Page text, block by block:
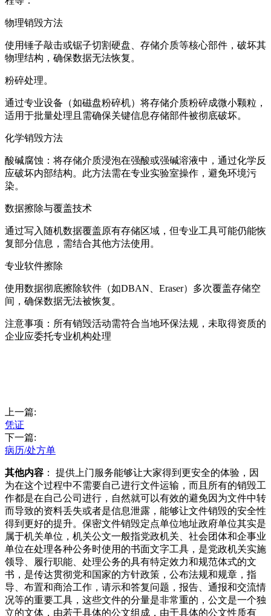
‌物理销毁方法‌
使用锤子敲击或锯子切割硬盘、存储介质等核心部件，破坏其
物理结构，确保数据无法恢复。‌‌
‌粉碎处理‌。
通过专业设备（如磁盘粉碎机）将存储介质粉碎成微小颗粒，
适用于批量处理且需确保关键信息存储部件被彻底破坏。‌‌
‌化学销毁方法‌
‌酸碱腐蚀‌：将存储介质浸泡在强酸或强碱溶液中，通过化学反
应破坏内部结构。此方法需在专业实验室操作，避免环境污
染。‌‌
‌数据擦除与覆盖技术‌
通过写入随机数据覆盖原有存储区域，但专业工具可能仍能恢
复部分信息，需结合其他方法使用。‌‌
‌专业软件擦除‌
使用数据彻底擦除软件（如DBAN、Eraser）多次覆盖存储空
间，确保数据无法被恢复。‌‌
‌注意事项‌：所有销毁活动需符合当地环保法规，未取得资质的
企业应委托专业机构处理
上一篇:
凭证
下一篇:
病历/处方单
其他内容 ： 提供上门服务能够让大家得到更安全的体验，因
为在这个过程中不需要自己进行文件运输，而且所有的销毁工
作都是在自己公司进行，自然就可以有效的避免因为文件中转
而导致的资料丢失或者是信息泄露，能够让文件销毁的安全性
得到更好的提升。保密文件销毁定点单位地址政府单位其实是
属于机关单位，机关公文一般指党政机关、社会团体和企事业
单位在处理各种公务时使用的书面文字工具，是党政机关实施
领导、履行职能、处理公务的具有特定效力和规范体式的文
书，是传达贯彻党和国家的方针政策，公布法规和规章，指
导、布置和商洽工作，请示和答复问题，报告、通报和交流情
况等的重要工具，这些文件的分量是非常重的，公文是一个独
立的文体，由若干具体的公文组成，由于具体的公文性质有